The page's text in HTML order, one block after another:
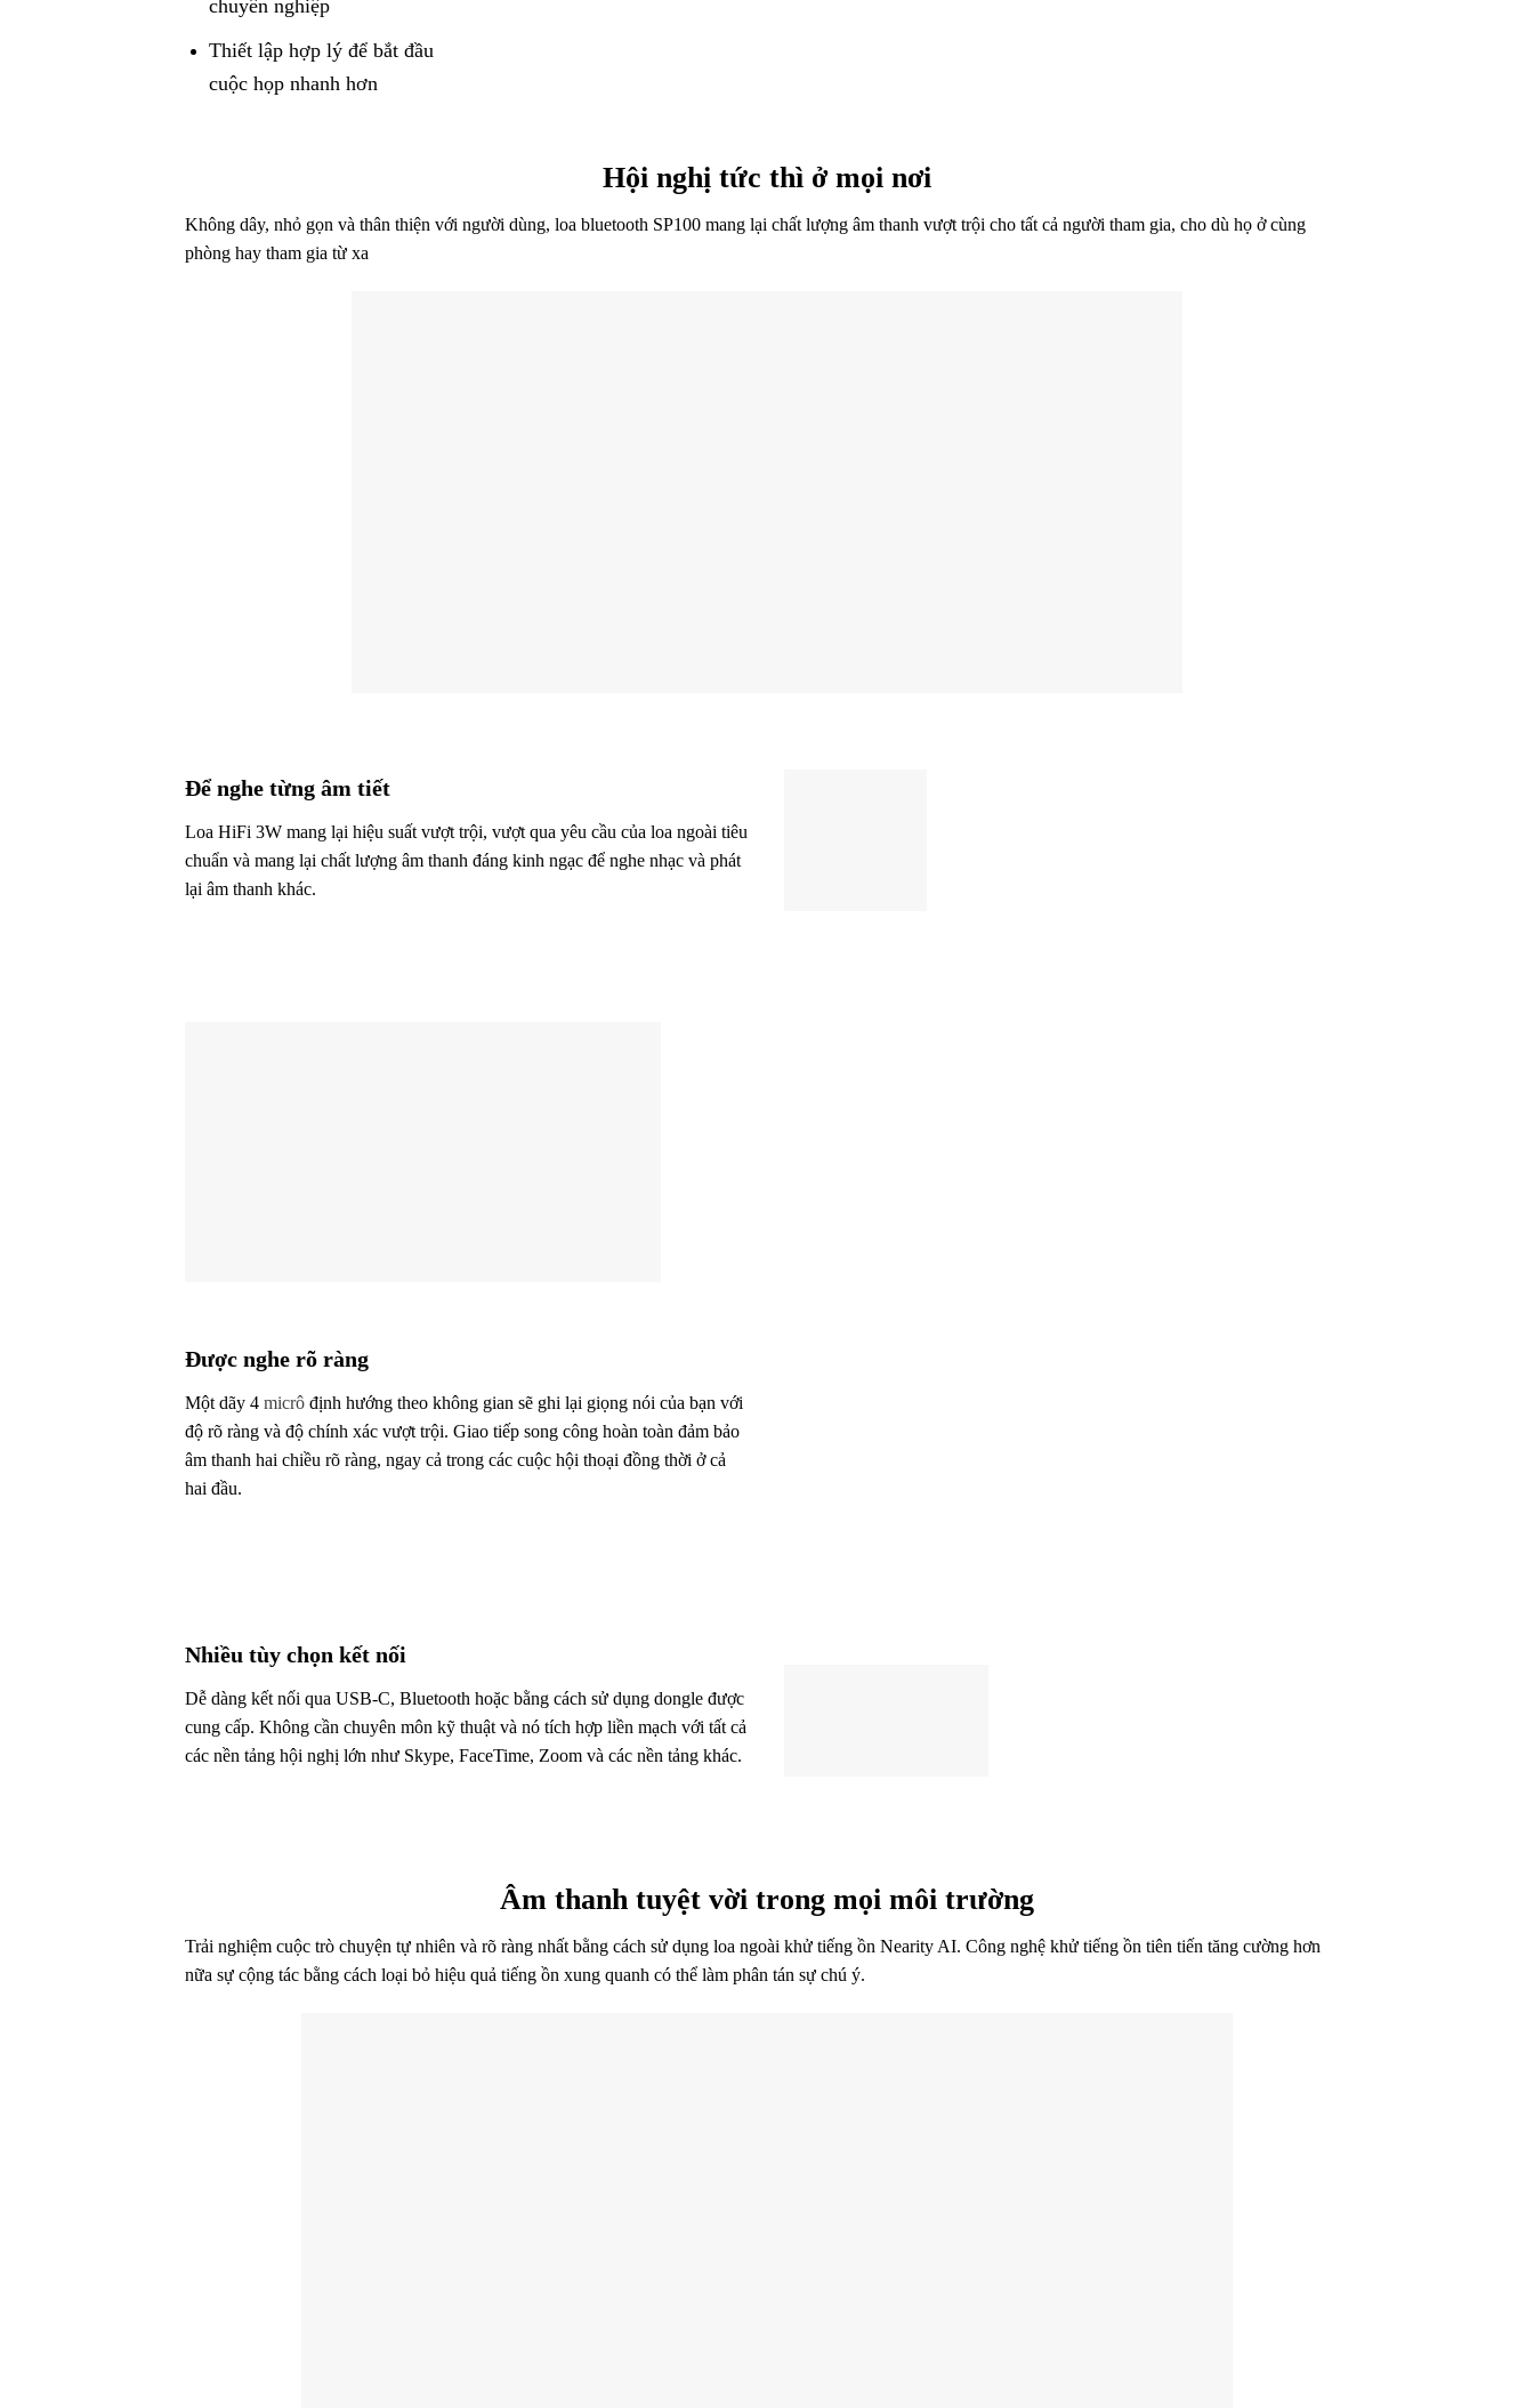
chuyên nghiệp
Thiết lập hợp lý để bắt đầu
cuộc họp nhanh hơn
Hội nghị tức thì ở mọi nơi
Không dây, nhỏ gọn và thân thiện với người dùng, loa bluetooth SP100 mang lại chất lượng âm thanh vượt trội cho tất cả người tham gia, cho dù họ ở cùng
phòng hay tham gia từ xa
Để nghe từng âm tiết
Loa HiFi 3W mang lại hiệu suất vượt trội, vượt qua yêu cầu của loa ngoài tiêu
chuẩn và mang lại chất lượng âm thanh đáng kinh ngạc để nghe nhạc và phát
lại âm thanh khác.
Được nghe rõ ràng
Một dãy 4 micrô định hướng theo không gian sẽ ghi lại giọng nói của bạn với
độ rõ ràng và độ chính xác vượt trội. Giao tiếp song công hoàn toàn đảm bảo
âm thanh hai chiều rõ ràng, ngay cả trong các cuộc hội thoại đồng thời ở cả
hai đầu.
Nhiều tùy chọn kết nối
Dễ dàng kết nối qua USB-C, Bluetooth hoặc bằng cách sử dụng dongle được
cung cấp. Không cần chuyên môn kỹ thuật và nó tích hợp liền mạch với tất cả
các nền tảng hội nghị lớn như Skype, FaceTime, Zoom và các nền tảng khác.
Âm thanh tuyệt vời trong mọi môi trường
Trải nghiệm cuộc trò chuyện tự nhiên và rõ ràng nhất bằng cách sử dụng loa ngoài khử tiếng ồn Nearity AI. Công nghệ khử tiếng ồn tiên tiến tăng cường hơn
nữa sự cộng tác bằng cách loại bỏ hiệu quả tiếng ồn xung quanh có thể làm phân tán sự chú ý.